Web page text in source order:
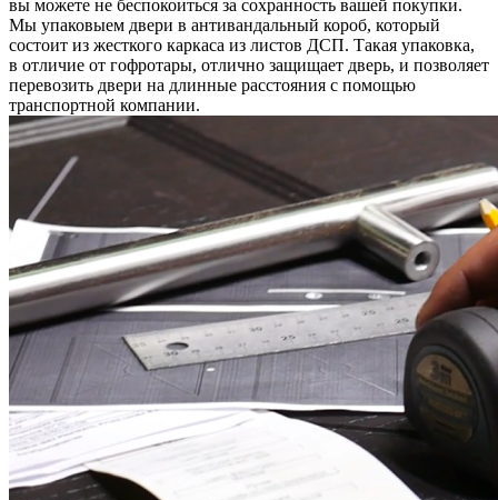
вы можете не беспокоиться за сохранность вашей покупки.
Мы упаковыем двери в антивандальный короб, который
состоит из жесткого каркаса из листов ДСП. Такая упаковка,
в отличие от гофротары, отлично защищает дверь, и позволяет
перевозить двери на длинные расстояния с помощью
транспортной компании.